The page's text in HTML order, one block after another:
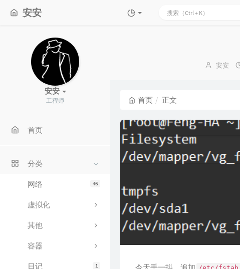
安安
安安
工程师
首页
分类
46
网络
虚拟化
其他
容器
1
日记
博
安安
首页 正文